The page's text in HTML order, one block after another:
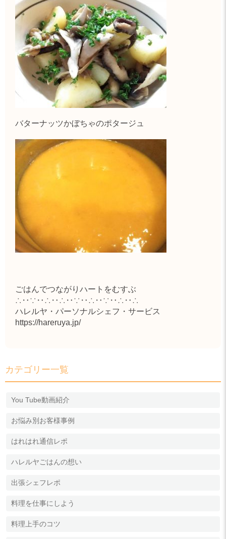
バターナッツかぼちゃのポタージュ
ごはんでつながりハートをむすぶ
∴‥∵‥∴‥∴‥∵‥∴‥∵‥∴‥∴
ハレルヤ・パーソナルシェフ・サービス
https://hareruya.jp/
カテゴリー一覧
You Tube動画紹介
お悩み別お客様事例
はれはれ通信レポ
ハレルヤごはんの想い
出張シェフレポ
料理を仕事にしよう
料理上手のコツ